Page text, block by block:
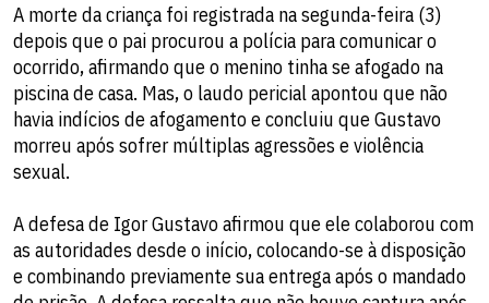
A morte da criança foi registrada na segunda-feira (3)
depois que o pai procurou a polícia para comunicar o
ocorrido, afirmando que o menino tinha se afogado na
piscina de casa. Mas, o laudo pericial apontou que não
havia indícios de afogamento e concluiu que Gustavo
morreu após sofrer múltiplas agressões e violência
sexual.
A defesa de Igor Gustavo afirmou que ele colaborou com
as autoridades desde o início, colocando-se à disposição
e combinando previamente sua entrega após o mandado